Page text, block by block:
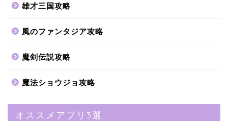
雄才三国攻略
風のファンタジア攻略
魔剣伝説攻略
魔法ショウジョ攻略
オススメアプリ3選